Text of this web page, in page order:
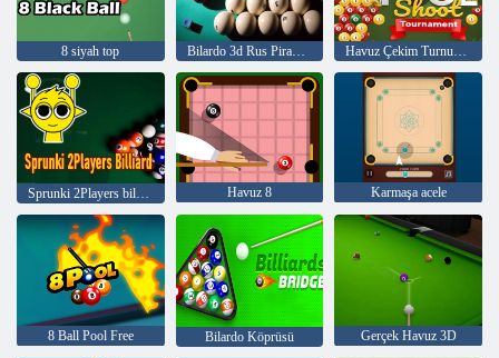
8 siyah top Bilardo 3d Rus Piramidi
Sprunki 2Players bilardo Havuz 8 Karmaşa acele
8 Ball Pool Free Bilardo Köprüsü Gerçek Havuz 3D